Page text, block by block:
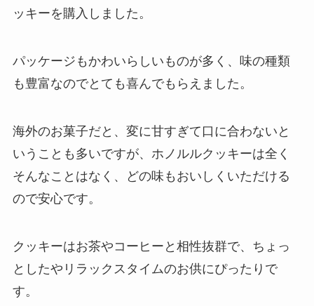
ッキーを購入しました。
パッケージもかわいらしいものが多く、味の種類
も豊富なのでとても喜んでもらえました。
海外のお菓子だと、変に甘すぎて口に合わないと
いうことも多いですが、ホノルルクッキーは全く
そんなことはなく、どの味もおいしくいただける
ので安心です。
クッキーはお茶やコーヒーと相性抜群で、ちょっ
としたやリラックスタイムのお供にぴったりで
す。